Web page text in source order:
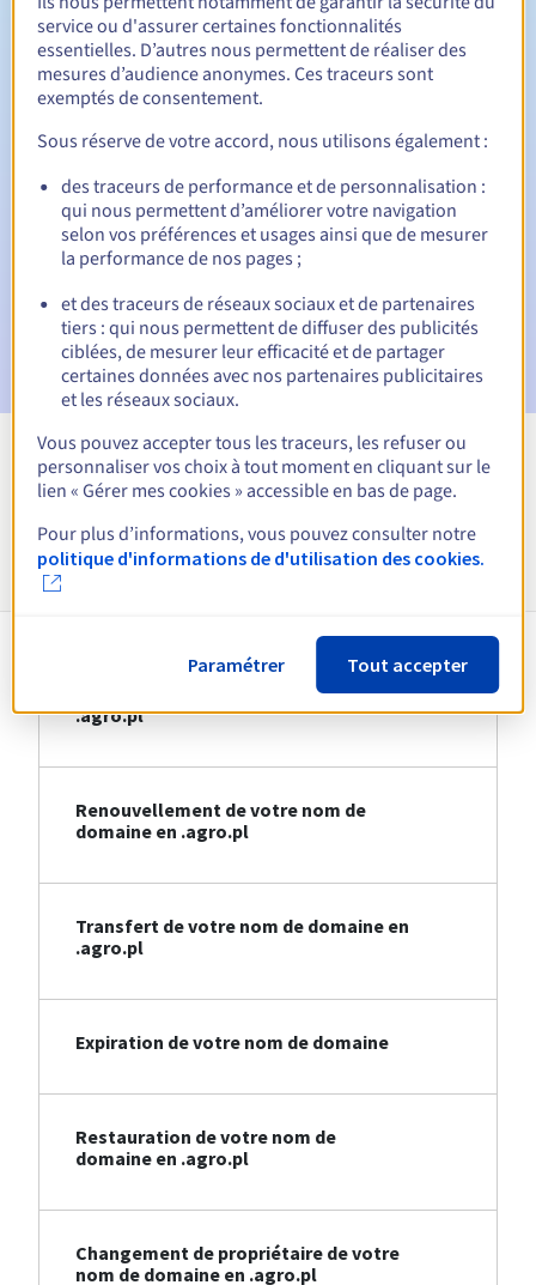
Période de rédemption
Notifications automatiques :
Emails d'avertissement : 60, 30, 15, 7 et 3 jours avant la
date d'échéance
Email le jour de l'expirationpour notification de la
suspension du nom de domaine
Email après la Redemption Grace Periodpour notification
de la suppression du nom de domaine
Voir toutes les extensions
Informations sur le .agro.pl
Création de votre nom de domaine en
.agro.pl
Renouvellement de votre nom de
domaine en .agro.pl
Transfert de votre nom de domaine en
.agro.pl
Expiration de votre nom de domaine
Restauration de votre nom de
domaine en .agro.pl
Changement de propriétaire de votre
nom de domaine en .agro.pl
service ou d'assurer certaines fonctionnalités
essentielles. D’autres nous permettent de réaliser des
mesures d’audience anonymes. Ces traceurs sont
exemptés de consentement.
Sous réserve de votre accord, nous utilisons également :
des traceurs de performance et de personnalisation :
qui nous permettent d’améliorer votre navigation
selon vos préférences et usages ainsi que de mesurer
la performance de nos pages ;
et des traceurs de réseaux sociaux et de partenaires
tiers : qui nous permettent de diffuser des publicités
ciblées, de mesurer leur efficacité et de partager
certaines données avec nos partenaires publicitaires
et les réseaux sociaux.
Vous pouvez accepter tous les traceurs, les refuser ou
personnaliser vos choix à tout moment en cliquant sur le
lien « Gérer mes cookies » accessible en bas de page.
Pour plus d’informations, vous pouvez consulter notre
politique d'informations de d'utilisation des cookies.
Paramétrer Tout accepter